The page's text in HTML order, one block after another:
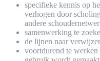
specifieke kennis op
verhogen door
andere
samenwerking te
de lijnen naar
voortdurend te